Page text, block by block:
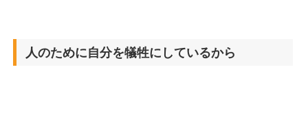
人のために自分を犠牲にしているから